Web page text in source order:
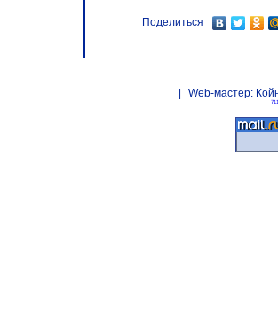
Поделиться
Web-мастер: